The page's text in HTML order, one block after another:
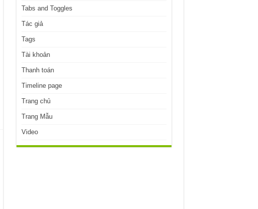
Tabs and Toggles
Tác giả
Tags
Tài khoản
Thanh toán
Timeline page
Trang chủ
Trang Mẫu
Video